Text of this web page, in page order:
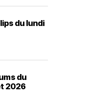
du lundi
du
2026